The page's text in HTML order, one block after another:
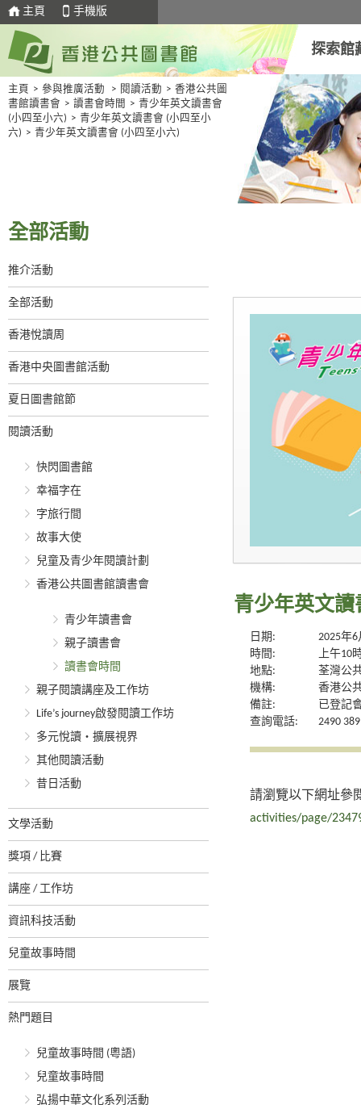
主頁 手機版
探索館
主頁 > 參與推廣活動 > 閱讀活動 > 香港公共圖
書館讀書會 > 讀書會時間 > 青少年英文讀書會
(小四至小六) > 青少年英文讀書會 (小四至小
六) > 青少年英文讀書會 (小四至小六)
全部活動
推介活動
全部活動
香港悅讀周
香港中央圖書館活動
夏日圖書館節
閱讀活動
快閃圖書館
幸福字在
字旅行間
故事大使
兒童及青少年閱讀計劃
香港公共圖書館讀書會
青少年讀書會
親子讀書會
讀書會時間
親子閱讀講座及工作坊
Life’s journey啟發閱讀工作坊
多元悅讀‧擴展視界
其他閱讀活動
昔日活動
文學活動
獎項 / 比賽
講座 / 工作坊
資訊科技活動
兒童故事時間
展覽
熱門題目
兒童故事時間 (粵語)
兒童故事時間
弘揚中華文化系列活動
青少年英文讀
日期:
2025年
時間:
上午10
地點:
荃灣公
機構:
香港公
備註:
已登記
查詢電話:
2490
請瀏覽以下網址參
activities/page/